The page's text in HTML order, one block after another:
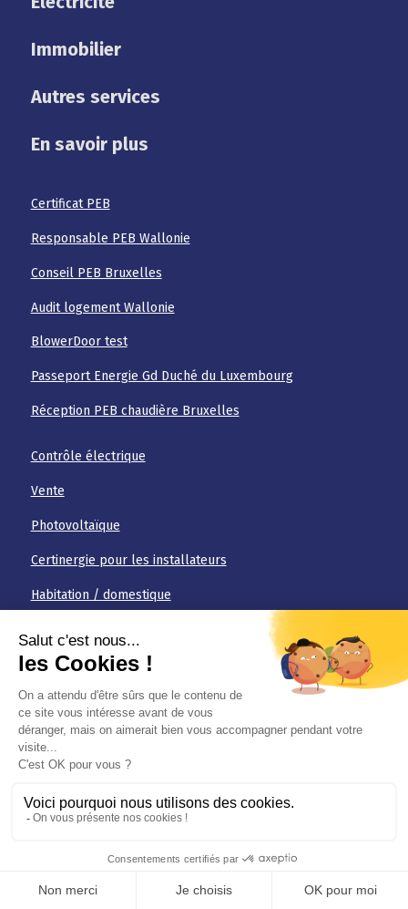
Immobilier
Autres services
En savoir plus
Certificat PEB
Responsable PEB Wallonie
Conseil PEB Bruxelles
Audit logement Wallonie
BlowerDoor test
Passeport Energie Gd Duché du Luxembourg
Réception PEB chaudière Bruxelles
Contrôle électrique
Vente
Photovoltaïque
Certinergie pour les installateurs
Habitation / domestique
Haute tension
Plan 2D/3D
Photo/vidéo drone
Contrôle citerne à mazout
Nos packs